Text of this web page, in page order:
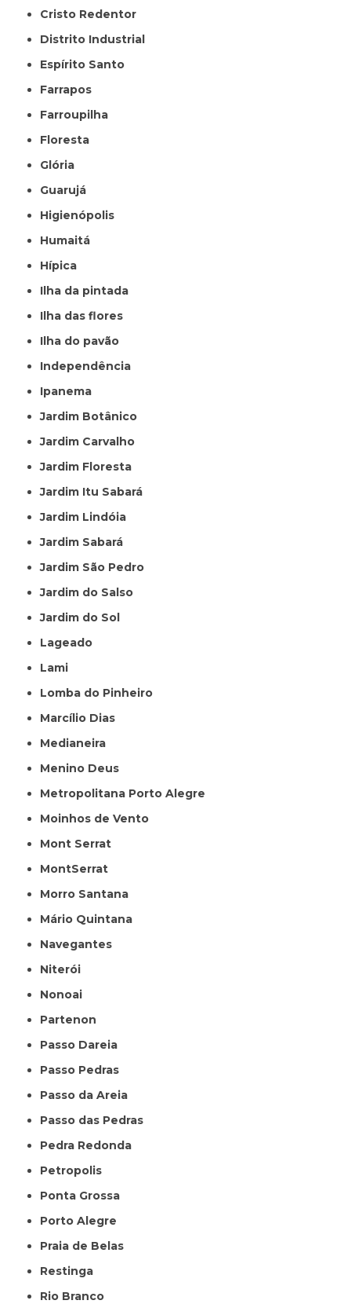
Cristo Redentor
Distrito Industrial
Espírito Santo
Farrapos
Farroupilha
Floresta
Glória
Guarujá
Higienópolis
Humaitá
Hípica
Ilha da pintada
Ilha das flores
Ilha do pavão
Independência
Ipanema
Jardim Botânico
Jardim Carvalho
Jardim Floresta
Jardim Itu Sabará
Jardim Lindóia
Jardim Sabará
Jardim São Pedro
Jardim do Salso
Jardim do Sol
Lageado
Lami
Lomba do Pinheiro
Marcílio Dias
Medianeira
Menino Deus
Metropolitana Porto Alegre
Moinhos de Vento
Mont Serrat
MontSerrat
Morro Santana
Mário Quintana
Navegantes
Niterói
Nonoai
Partenon
Passo Dareia
Passo Pedras
Passo da Areia
Passo das Pedras
Pedra Redonda
Petropolis
Ponta Grossa
Porto Alegre
Praia de Belas
Restinga
Rio Branco